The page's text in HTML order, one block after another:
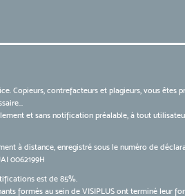
Copieurs, contrefacteurs et plagieurs, vous
et sans notification préalable, à tout
à distance, enregistré sous le numéro de
0062199H
est de 85%.
formés au sein de VISIPLUS ont terminé leur